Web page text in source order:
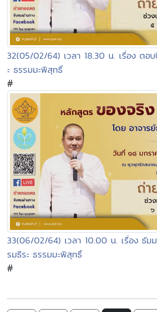
32(05/02/64) เวลา 18.30 น. เรื่อง ตอ
ะ ธรรมมะพิสุทธิ์
#
33(06/02/64) เวลา 10.00 น. เรื่อง ธัม
รมธีระ ธรรมมะพิสุทธิ์
#